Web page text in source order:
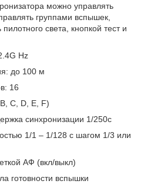
можно управлять
группами вспышек,
света, кнопкой тест и
Hz
до 100 м
16
C, D, E, F)
синхронизации 1/250c
1/1 – 1/128 с шагом 1/3 или
АФ (вкл/выкл)
готовности вспышки